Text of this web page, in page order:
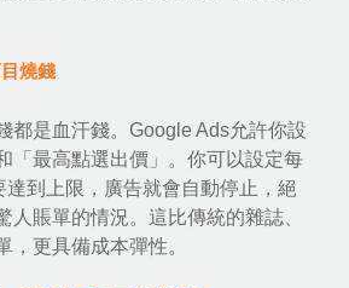
燒錢
都是血汗錢。Google Ads允許你設
「最高點選出價」。你可以設定每
到上限，廣告就會自動停止，絕
人賬單的情況。這比傳統的雜誌、
，更具備成本彈性。